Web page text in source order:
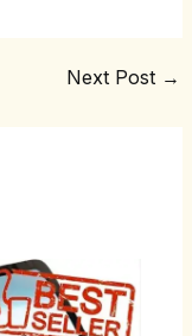
Next Post →